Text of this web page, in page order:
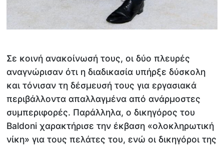
Σε κοινή ανακοίνωσή τους, οι δύο πλευρές
αναγνώρισαν ότι η διαδικασία υπήρξε δύσκολη
και τόνισαν τη δέσμευσή τους για εργασιακά
περιβάλλοντα απαλλαγμένα από ανάρμοστες
συμπεριφορές. Παράλληλα, ο δικηγόρος του
Baldoni χαρακτήρισε την έκβαση «ολοκληρωτική
νίκη» για τους πελάτες του, ενώ οι δικηγόροι της